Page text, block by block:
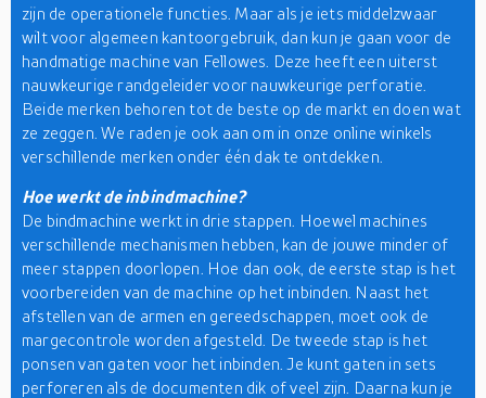
zijn de operationele functies. Maar als je iets middelzwaar
wilt voor algemeen kantoorgebruik, dan kun je gaan voor de
handmatige machine van Fellowes. Deze heeft een uiterst
nauwkeurige randgeleider voor nauwkeurige perforatie.
Beide merken behoren tot de beste op de markt en doen wat
ze zeggen. We raden je ook aan om in onze online winkels
verschillende merken onder één dak te ontdekken.
Hoe werkt de inbindmachine?
De bindmachine werkt in drie stappen. Hoewel machines
verschillende mechanismen hebben, kan de jouwe minder of
meer stappen doorlopen. Hoe dan ook, de eerste stap is het
voorbereiden van de machine op het inbinden. Naast het
afstellen van de armen en gereedschappen, moet ook de
margecontrole worden afgesteld. De tweede stap is het
ponsen van gaten voor het inbinden. Je kunt gaten in sets
perforeren als de documenten dik of veel zijn. Daarna kun je